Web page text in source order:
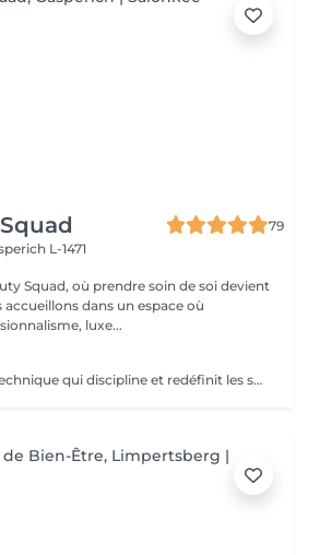
79
L-1471
Squad, où prendre soin de soi devient
accueillons dans un espace où
luxe...
Le Browlift est une technique qui discipline et redéfinit les sourcils pour un effet lifté et harmonieux. Il donne une apparence plus fournie et structurée sans maquillage, idéal pour celles qui recherchent un regard naturellement sublimé. Chez Beauty Squad : - Étude personnalisée de votre ligne de sourcils pour un résultat adapté à votre visage. - Utilisation de produits doux et nourrissants pour préserver la santé des poils. - Hygiène irréprochable avec matériel à usage unique. Vous pouvez ajouter la teinture pour encore plus de définition. Rehaussez vos sourcils en toute sécurité.